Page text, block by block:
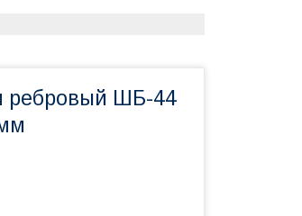
ребровый ШБ-44